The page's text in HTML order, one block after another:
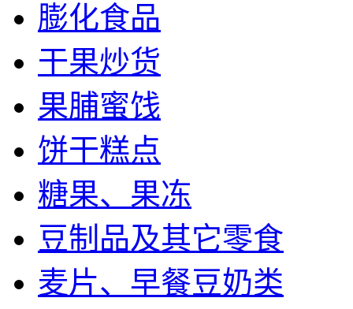
膨化食品
干果炒货
果脯蜜饯
饼干糕点
糖果、果冻
豆制品及其它零食
麦片、早餐豆奶类